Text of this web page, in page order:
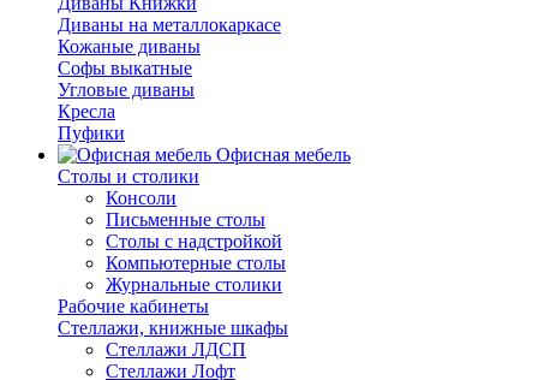
Диваны на металлокаркасе
Кожаные диваны
Софы выкатные
Угловые диваны
Кресла
Пуфики
Офисная мебель
Столы и столики
Консоли
Письменные столы
Столы с надстройкой
Компьютерные столы
Журнальные столики
Рабочие кабинеты
Стеллажи, книжные шкафы
Стеллажи ЛДСП
Стеллажи Лофт